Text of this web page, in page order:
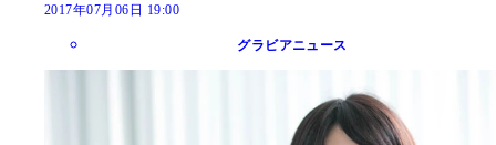
2017年07月06日 19:00
グラビアニュース